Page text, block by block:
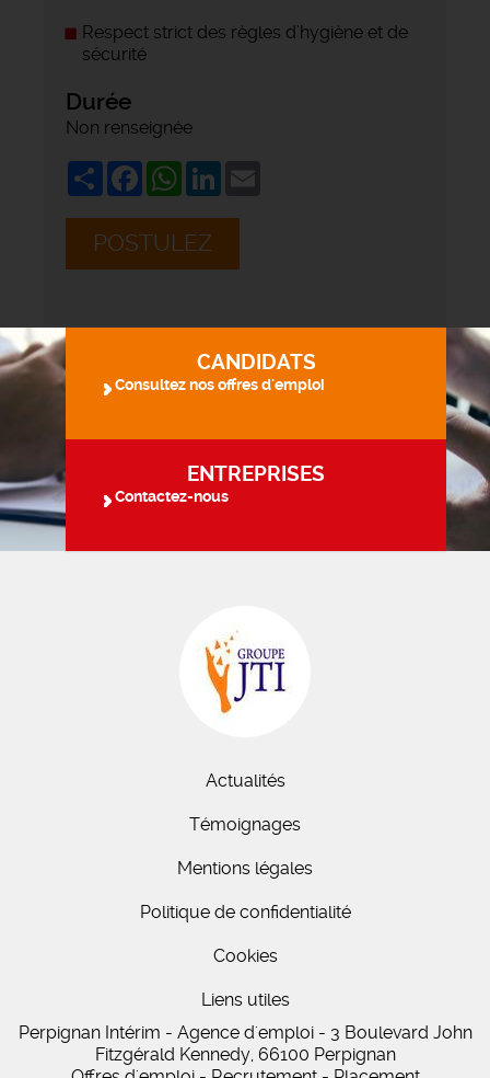
Respect strict des règles d’hygiène et de
sécurité
Durée
Non renseignée
ShareFacebookWhatsApp
LinkedIn
POSTULEZ
CANDIDATS
Consultez nos offres d'emploi
ENTREPRISES
Contactez-nous
Actualités
Témoignages
Mentions légales
Politique de confidentialité
Cookies
Liens utiles
Perpignan Intérim - Agence d'emploi - 3 Boulevard John
Fitzgérald Kennedy, 66100 Perpignan